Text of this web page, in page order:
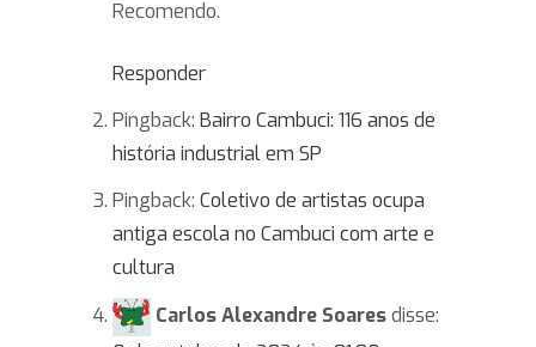
Recomendo.
Responder
Pingback: Bairro Cambuci: 116 anos de
história industrial em SP
Pingback: Coletivo de artistas ocupa
antiga escola no Cambuci com arte e
cultura
Carlos Alexandre Soaresdisse: